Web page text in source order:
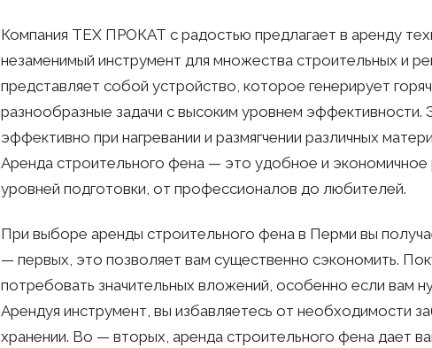
Компания ТЕХ ПРОКАТ с радостью предлагает в аренду
незаменимый инструмент для множества строительных и
представляет собой устройство, которое генерирует
разнообразные задачи с высоким уровнем
эффективно при нагревании и размягчении различных
Аренда строительного фена — это удобное и
уровней подготовки, от профессионалов до любителей.
При выборе аренды строительного фена в Перми вы
— первых, это позволяет вам существенно сэкономить.
потребовать значительных вложений, особенно если вам
Арендуя инструмент, вы избавляетесь от необходимости
хранении. Во — вторых, аренда строительного фена дает